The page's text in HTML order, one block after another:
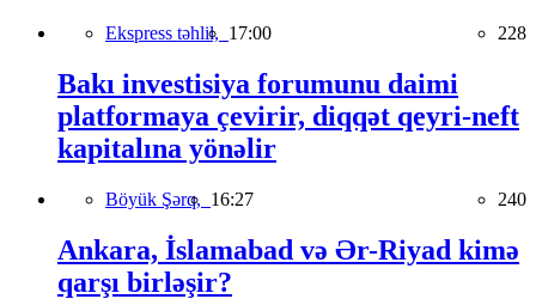
Ekspress təhlil, 17:00 228
Bakı investisiya forumunu daimi
platformaya çevirir, diqqət qeyri-neft
kapitalına yönəlir
Böyük Şərq, 16:27 240
Ankara, İslamabad və Ər-Riyad kimə
qarşı birləşir?